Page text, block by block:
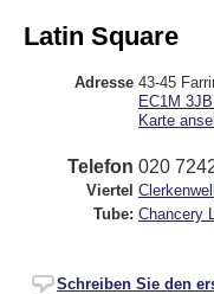
Latin Square
Adresse 43-45
EC1M 3JB
Karte
Telefon 020
Viertel Clerkenwell
Tube: Chancery
Schreiben Sie den